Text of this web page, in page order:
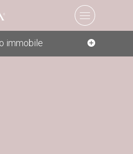
immobile